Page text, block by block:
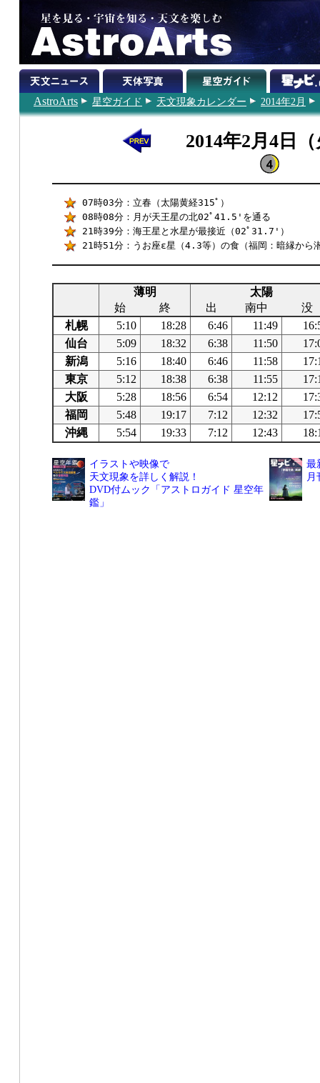
AstroArts 星空ガイド 天文現象カレンダー 2014年2月
2014年2月4日
07時03分：立春（太陽黄経315ﾟ）
08時08分：月が天王星の北02ﾟ41.5'を通る
21時39分：海王星と水星が最接近（02ﾟ31.7'）
21時51分：うお座ε星（4.3等）の食（福岡：暗縁から
薄明
太陽
始
終 出 南中
没
札幌
5:10 18:28 6:46 11:49
仙台
5:09 18:32 6:38 11:50
新潟
5:16 18:40 6:46 11:58
東京
5:12 18:38 6:38 11:55
大阪
5:28 18:56 6:54 12:12
福岡
5:48 19:17 7:12 12:32
沖縄
5:54 19:33 7:12 12:43
イラストや映像で
天文現象を詳しく解説！
DVD付ムック「アストロガイド 星空年
鑑」
最
月